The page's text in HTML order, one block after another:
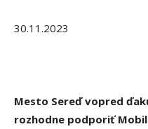
30.11.2023
Mesto Sereď vopred
rozhodne podporiť